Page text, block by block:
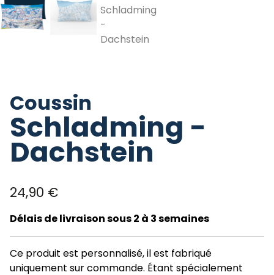
Coussin
Schladming -
Dachstein
24,90 €
Délais de livraison sous 2 à 3 semaines
Ce produit est personnalisé, il est fabriqué
uniquement sur commande. Étant spécialement